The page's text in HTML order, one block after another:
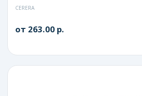
CERERA
от 263.00 р.